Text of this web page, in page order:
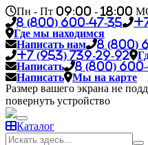
Пн - Пт 09:00 - 18:00
8 (800) 600-47-35
Где мы находимся
Написать нам
8 (800)
+7 (953) 739-29-92
Написать
8 (800)
Написать
Мы на карте
Размер вашего экрана не
повернуть устройство
Каталог